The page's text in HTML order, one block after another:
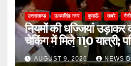
उत्तराखण्ड ऊधमसिंह नगर कुमाऊँ खबरे
नियमों की धज्जियां उड़ाकर
चेकिंग में मिले 110 यात्री;
की कड़ी कार्रवाई
AUGUST 9, 2026 NEWS